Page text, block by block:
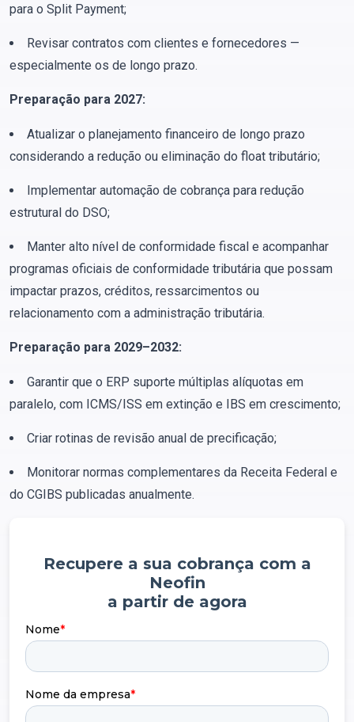
para o Split Payment;
Revisar contratos com clientes e fornecedores —
especialmente os de longo prazo.
Preparação para 2027:
Atualizar o planejamento financeiro de longo prazo
considerando a redução ou eliminação do float tributário;
Implementar automação de cobrança para redução
estrutural do DSO;
Manter alto nível de conformidade fiscal e acompanhar
programas oficiais de conformidade tributária que possam
impactar prazos, créditos, ressarcimentos ou
relacionamento com a administração tributária.
Preparação para 2029–2032:
Garantir que o ERP suporte múltiplas alíquotas em
paralelo, com ICMS/ISS em extinção e IBS em crescimento;
Criar rotinas de revisão anual de precificação;
Monitorar normas complementares da Receita Federal e
do CGIBS publicadas anualmente.